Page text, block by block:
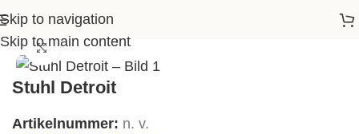
Skip to navigation
Skip to main content
Startseite>Shop>
Klick zum Vergrößern
Stuhl Detroit
Artikelnummer: n. v.